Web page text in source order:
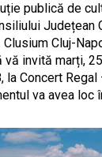
publică de
Județean
Cluj-
vă invită marți,
la Concert Regal
va avea loc